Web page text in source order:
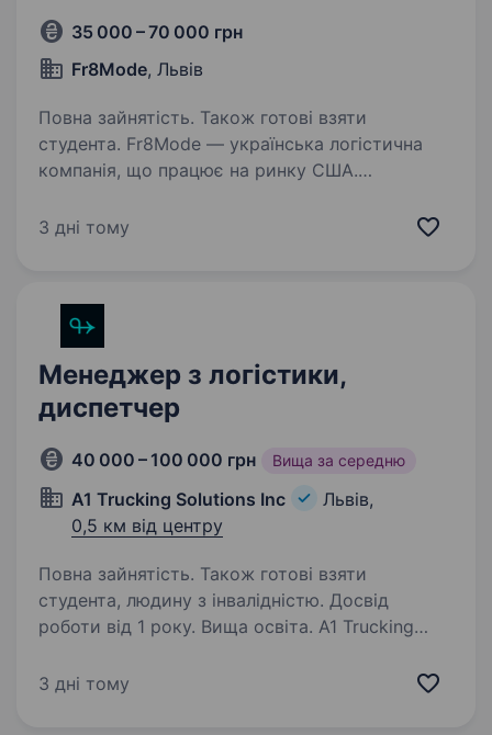
35 000 – 70 000 грн
Fr8Mode, Львів
Повна зайнятість. Також готові взяти
студента. Fr8Mode — українська логістична
компанія, що працює на ринку США.
малогабаритних вантажів по всій території
3 дні тому
Менеджер з логістики,
диспетчер
40 000 – 100 000 грн Вища за середню
A1 Trucking Solutions Inc
Львів,
0,5 км від центру
Повна зайнятість. Також готові взяти
студента, людину з інвалідністю. Досвід
роботи від 1 року. Вища освіта. A1 Trucking
компанія, яка спеціалізується на пошуку
3 дні тому